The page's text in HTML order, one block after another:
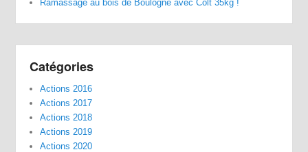
Ramassage au bois de Boulogne avec Colt 35kg !
Catégories
Actions 2016
Actions 2017
Actions 2018
Actions 2019
Actions 2020